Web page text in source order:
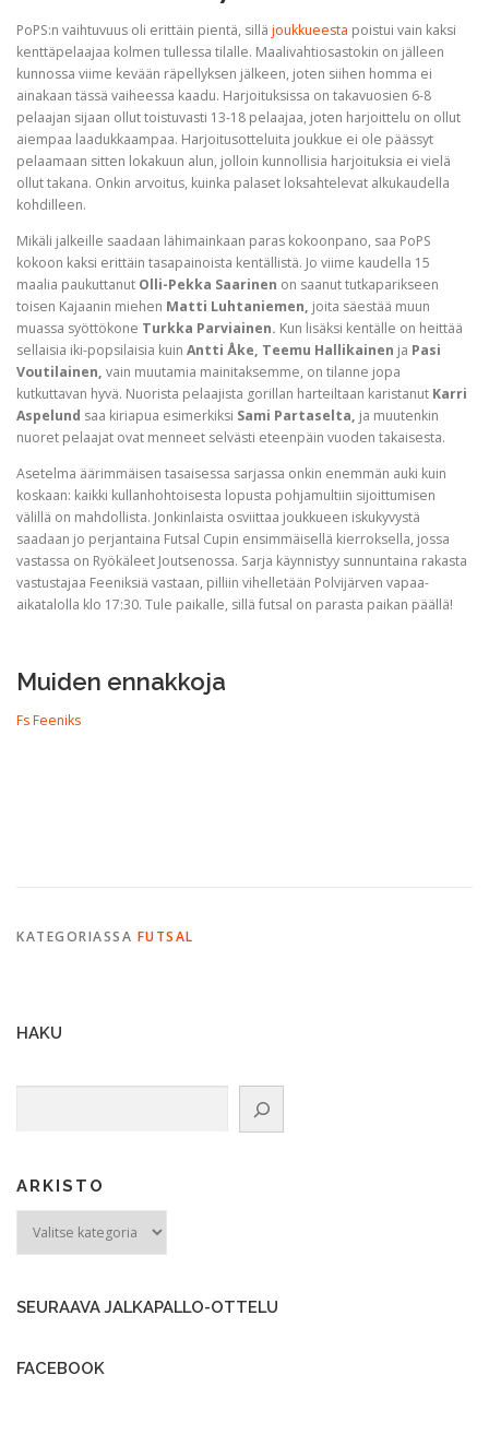
PoPS:n vaihtuvuus oli erittäin pientä, sillä joukkueesta poistui vain kaksi
kenttäpelaajaa kolmen tullessa tilalle. Maalivahtiosastokin on jälleen
kunnossa viime kevään räpellyksen jälkeen, joten siihen homma ei
ainakaan tässä vaiheessa kaadu. Harjoituksissa on takavuosien 6-8
pelaajan sijaan ollut toistuvasti 13-18 pelaajaa, joten harjoittelu on ollut
aiempaa laadukkaampaa. Harjoitusotteluita joukkue ei ole päässyt
pelaamaan sitten lokakuun alun, jolloin kunnollisia harjoituksia ei vielä
ollut takana. Onkin arvoitus, kuinka palaset loksahtelevat alkukaudella
kohdilleen.
Mikäli jalkeille saadaan lähimainkaan paras kokoonpano, saa PoPS
kokoon kaksi erittäin tasapainoista kentällistä. Jo viime kaudella 15
maalia paukuttanut Olli-Pekka Saarinen on saanut tutkaparikseen
toisen Kajaanin miehen Matti Luhtaniemen, joita säestää muun
muassa syöttökone Turkka Parviainen. Kun lisäksi kentälle on heittää
sellaisia iki-popsilaisia kuin Antti Åke, Teemu Hallikainen ja Pasi
Voutilainen, vain muutamia mainitaksemme, on tilanne jopa
kutkuttavan hyvä. Nuorista pelaajista gorillan harteiltaan karistanut Karri
Aspelund saa kiriapua esimerkiksi Sami Partaselta, ja muutenkin
nuoret pelaajat ovat menneet selvästi eteenpäin vuoden takaisesta.
Asetelma äärimmäisen tasaisessa sarjassa onkin enemmän auki kuin
koskaan: kaikki kullanhohtoisesta lopusta pohjamultiin sijoittumisen
välillä on mahdollista. Jonkinlaista osviittaa joukkueen iskukyvystä
saadaan jo perjantaina Futsal Cupin ensimmäisellä kierroksella, jossa
vastassa on Ryökäleet Joutsenossa. Sarja käynnistyy sunnuntaina rakasta
vastustajaa Feeniksiä vastaan, pilliin vihelletään Polvijärven vapaa-
aikatalolla klo 17:30. Tule paikalle, sillä futsal on parasta paikan päällä!
Muiden ennakkoja
Fs Feeniks
KATEGORIASSA FUTSAL
HAKU
ARKISTO
SEURAAVA JALKAPALLO-OTTELU
FACEBOOK